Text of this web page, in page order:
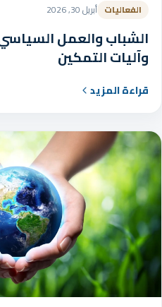
الفعاليات أبريل 30, 2026
الشباب والعمل
وآليات التمكين
قراءة المزيد